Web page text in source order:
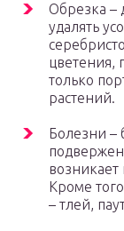
Обрезка –
удалять
цветения,
только
растений.
Болезни –
Кроме
– тлей,